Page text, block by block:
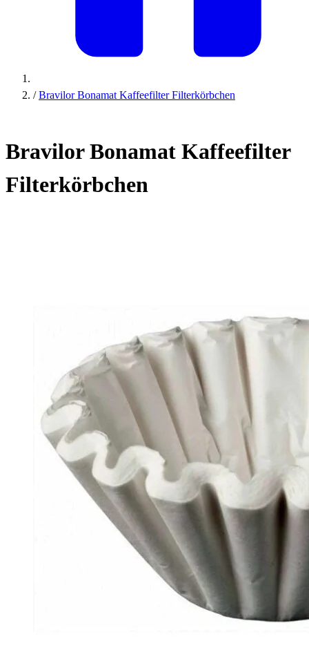
/ Bravilor Bonamat Kaffeefilter Filterkörbchen
Bravilor Bonamat Kaffeefilter
Filterkörbchen